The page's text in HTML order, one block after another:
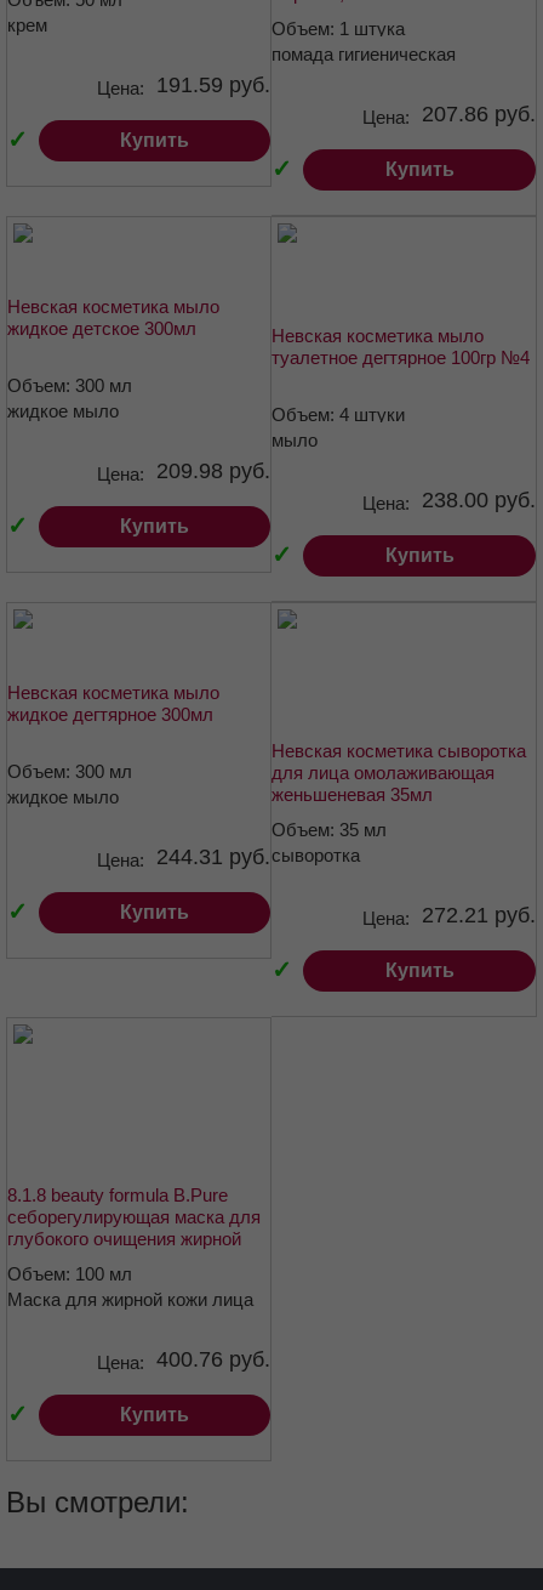
крем
✓
Цена: 191.59 руб.
Купить
Объем: 1 штука
помада гигиеническая
✓
Цена: 207.86 руб.
Купить
Невская косметика мыло
жидкое детское 300мл
Объем: 300 мл
жидкое мыло
✓
Цена: 209.98 руб.
Купить
Невская косметика мыло
туалетное дегтярное 100гр №4
Объем: 4 штуки
мыло
✓
Цена: 238.00 руб.
Купить
Невская косметика мыло
жидкое дегтярное 300мл
Объем: 300 мл
жидкое мыло
✓
Цена: 244.31 руб.
Купить
Невская косметика сыворотка
для лица омолаживающая
женьшеневая 35мл
Объем: 35 мл
сыворотка
✓
Цена: 272.21 руб.
Купить
8.1.8 beauty formula B.Pure
себорегулирующая маска для
глубокого очищения жирной
Объем: 100 мл
Маска для жирной кожи лица
✓
Цена: 400.76 руб.
Купить
Вы смотрели: